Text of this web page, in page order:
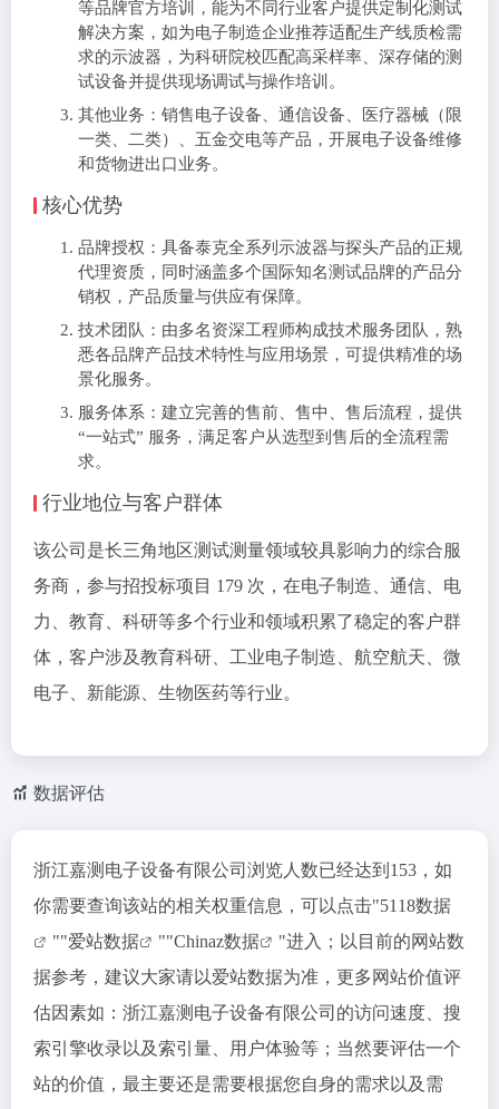
等品牌官方培训，能为不同行业客户提供定制化测试
解决方案，如为电子制造企业推荐适配生产线质检需
求的示波器，为科研院校匹配高采样率、深存储的测
试设备并提供现场调试与操作培训。
其他业务：销售电子设备、通信设备、医疗器械（限
一类、二类）、五金交电等产品，开展电子设备维修
和货物进出口业务。
核心优势
品牌授权：具备泰克全系列示波器与探头产品的正规
代理资质，同时涵盖多个国际知名测试品牌的产品分
销权，产品质量与供应有保障。
技术团队：由多名资深工程师构成技术服务团队，熟
悉各品牌产品技术特性与应用场景，可提供精准的场
景化服务。
服务体系：建立完善的售前、售中、售后流程，提供
“一站式” 服务，满足客户从选型到售后的全流程需
求。
行业地位与客户群体
该公司是长三角地区测试测量领域较具影响力的综合服
务商，参与招投标项目 179 次，在电子制造、通信、电
力、教育、科研等多个行业和领域积累了稳定的客户群
体，客户涉及教育科研、工业电子制造、航空航天、微
电子、新能源、生物医药等行业。
数据评估
浙江嘉测电子设备有限公司浏览人数已经达到153，如
你需要查询该站的相关权重信息，可以点击"5118数据
""爱站数据 ""Chinaz数据
"进入；以目前的网站数
据参考，建议大家请以爱站数据为准，更多网站价值评
估因素如：浙江嘉测电子设备有限公司的访问速度、搜
索引擎收录以及索引量、用户体验等；当然要评估一个
站的价值，最主要还是需要根据您自身的需求以及需